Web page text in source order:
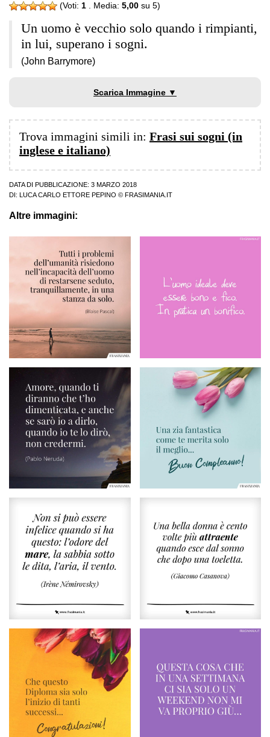
(Voti: 1 . Media: 5,00 su 5)
Un uomo è vecchio solo quando i rimpianti,
in lui, superano i sogni.
(John Barrymore)
Scarica Immagine ▼
Trova immagini simili in: Frasi sui sogni (in
inglese e italiano)
DATA DI PUBBLICAZIONE: 3 MARZO 2018
DI:
LUCA CARLO ETTORE PEPINO © FRASIMANIA.IT
Altre immagini: